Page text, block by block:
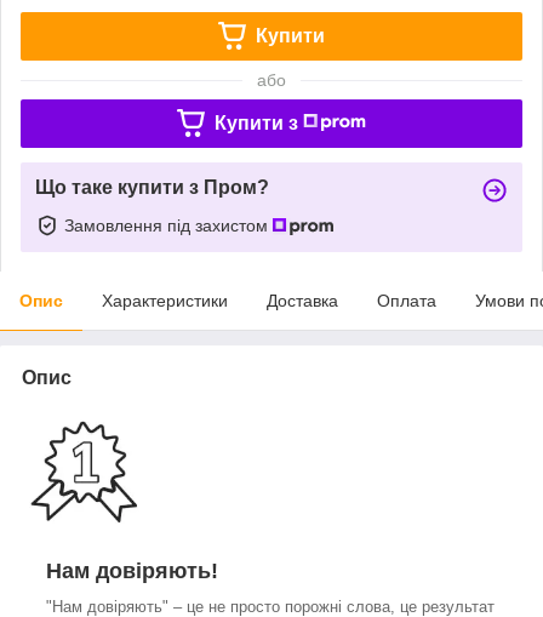
Купити
або
Купити з
Що таке купити з Пром?
Замовлення під захистом
Опис Характеристики Доставка Оплата Умови
Опис
Нам довіряють!
"Нам довіряють" – це не просто порожні слова, це результат